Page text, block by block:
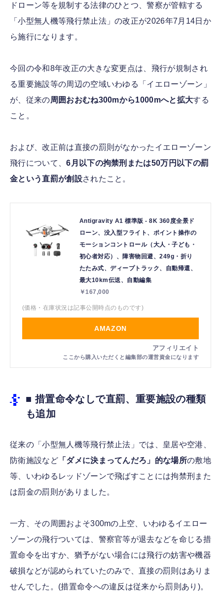
ドローン等を規制する法律のひとつ、警察が管轄する
「小型無人機等飛行禁止法」の改正が2026年7月14日か
ら施行になります。
今回の令和8年改正の大きな変更点は、飛行が規制され
る重要施設等の周辺の空域いわゆる「イエローゾーン」
が、従来の周囲おおむね300mから1000mへと拡大する
こと。
および、改正前は直接の罰則がなかったイエローゾーン
飛行について、6月以下の拘禁刑または50万円以下の罰
金という直罰が創設されたこと。
Antigravity A1 標準版 - 8K 360度全景ド
ローン、没入型フライト、ポイント操作の
モーションコントロール（大人・子ども・
初心者対応）、障害物回避、249g・折り
たたみ式、ディープトラック、自動帰還、
最大10km伝送、自動編集
￥167,000
(価格・在庫状況は記事公開時点のものです)
AMAZON
■ 措置命令なしで直罰、重要施設の種類
も追加
従来の「小型無人機等飛行禁止法」では、皇居や空港、
防衛施設など「ダメに決まってんだろ」的な場所の敷地
等、いわゆるレッドゾーンで飛ばすことには拘禁刑また
は罰金の罰則がありました。
一方、その周囲およそ300mの上空、いわゆるイエロー
ゾーンの飛行ついては、警察官等が退去などを命じる措
置命令を出すか、猶予がない場合には飛行の妨害や機器
破損などが認められていたのみで、直接の罰則はありま
せんでした。(措置命令への違反は従来から罰則あり)。